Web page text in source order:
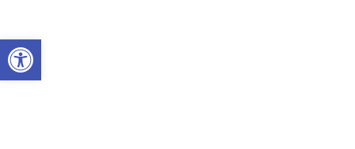
Abrir a barra de ferramentas